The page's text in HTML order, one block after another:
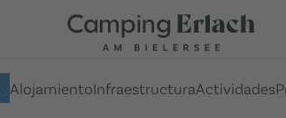
AlojamientoInfraestructuraActividades